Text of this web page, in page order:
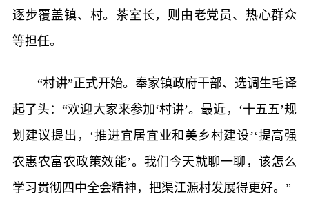
逐步覆盖镇、村。茶室长，则由老党员、热心群众
等担任。
“村讲”正式开始。奉家镇政府干部、选调生毛译
起了头：“欢迎大家来参加‘村讲’。最近，‘十五五’规
划建议提出，‘推进宜居宜业和美乡村建设’‘提高强
农惠农富农政策效能’。我们今天就聊一聊，该怎么
学习贯彻四中全会精神，把渠江源村发展得更好。”